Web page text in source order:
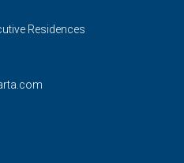
Residences